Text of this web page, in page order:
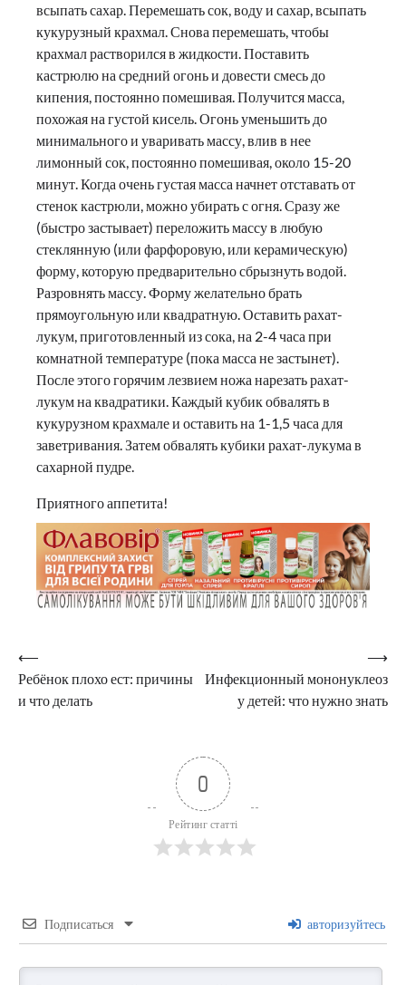
всыпать сахар. Перемешать сок, воду и сахар, всыпать
кукурузный крахмал. Снова перемешать, чтобы
крахмал растворился в жидкости. Поставить
кастрюлю на средний огонь и довести смесь до
кипения, постоянно помешивая. Получится масса,
похожая на густой кисель. Огонь уменьшить до
минимального и уваривать массу, влив в нее
лимонный сок, постоянно помешивая, около 15-20
минут. Когда очень густая масса начнет отставать от
стенок кастрюли, можно убирать с огня. Сразу же
(быстро застывает) переложить массу в любую
стеклянную (или фарфоровую, или керамическую)
форму, которую предварительно сбрызнуть водой.
Разровнять массу. Форму желательно брать
прямоугольную или квадратную. Оставить рахат-
лукум, приготовленный из сока, на 2-4 часа при
комнатной температуре (пока масса не застынет).
После этого горячим лезвием ножа нарезать рахат-
лукум на квадратики. Каждый кубик обвалять в
кукурузном крахмале и оставить на 1-1,5 часа для
заветривания. Затем обвалять кубики рахат-лукума в
сахарной пудре.
Приятного аппетита!
Навигация
по
записям
⟵
Ребёнок плохо ест: причины
и что делать
Инфекционный мононуклеоз
у детей: что нужно знать
⟶
0
Рейтинг статті
Подписаться авторизуйтесь